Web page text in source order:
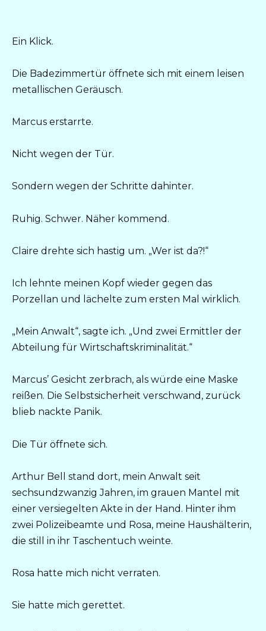
Ein Klick.
Die Badezimmertür öffnete sich mit einem leisen
metallischen Geräusch.
Marcus erstarrte.
Nicht wegen der Tür.
Sondern wegen der Schritte dahinter.
Ruhig. Schwer. Näher kommend.
Claire drehte sich hastig um. „Wer ist da?!“
Ich lehnte meinen Kopf wieder gegen das
Porzellan und lächelte zum ersten Mal wirklich.
„Mein Anwalt“, sagte ich. „Und zwei Ermittler der
Abteilung für Wirtschaftskriminalität.“
Marcus’ Gesicht zerbrach, als würde eine Maske
reißen. Die Selbstsicherheit verschwand, zurück
blieb nackte Panik.
Die Tür öffnete sich.
Arthur Bell stand dort, mein Anwalt seit
sechsundzwanzig Jahren, im grauen Mantel mit
einer versiegelten Akte in der Hand. Hinter ihm
zwei Polizeibeamte und Rosa, meine Haushälterin,
die still in ihr Taschentuch weinte.
Rosa hatte mich nicht verraten.
Sie hatte mich gerettet.